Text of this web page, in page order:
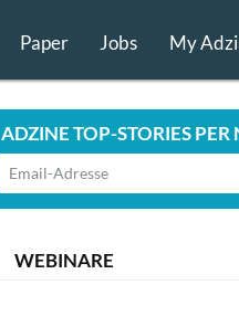
Paper Jobs My
ADZINE TOP-STORIES PER
WEBINARE